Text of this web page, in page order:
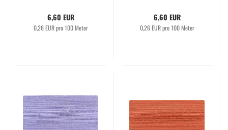
6,60 EUR
0,26 EUR pro 100 Meter
6,60 EUR
0,26 EUR pro 100 Meter